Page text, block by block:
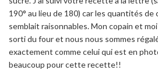
190° au lieu de 180) car les quantités
semblait raisonnables. Mon copain et
sorti du four et nous nous sommes
exactement comme celui qui est en
beaucoup pour cette recette!!